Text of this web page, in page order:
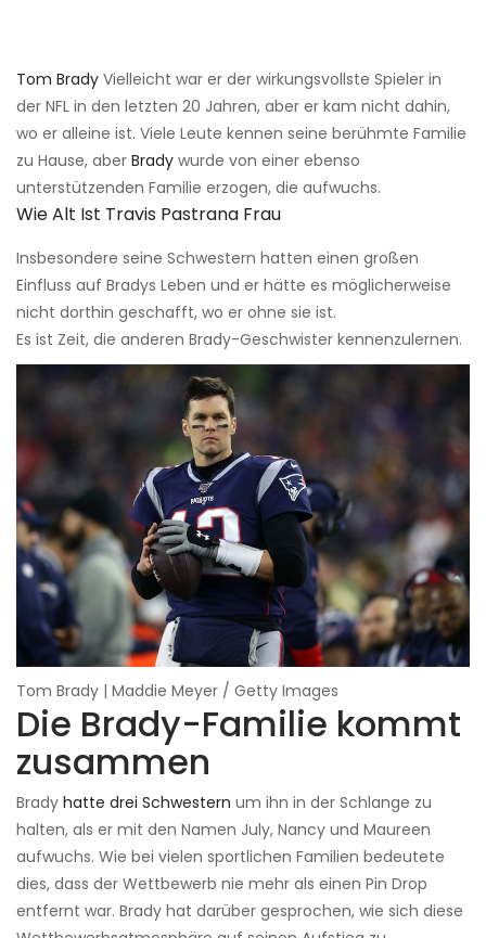
Tom Brady Vielleicht war er der wirkungsvollste Spieler in
der NFL in den letzten 20 Jahren, aber er kam nicht dahin,
wo er alleine ist. Viele Leute kennen seine berühmte Familie
zu Hause, aber Brady wurde von einer ebenso
unterstützenden Familie erzogen, die aufwuchs.
Wie Alt Ist Travis Pastrana Frau
Insbesondere seine Schwestern hatten einen großen
Einfluss auf Bradys Leben und er hätte es möglicherweise
nicht dorthin geschafft, wo er ohne sie ist.
Es ist Zeit, die anderen Brady-Geschwister kennenzulernen.
Tom Brady | Maddie Meyer / Getty Images
Die Brady-Familie kommt
zusammen
Brady hatte drei Schwestern um ihn in der Schlange zu
halten, als er mit den Namen July, Nancy und Maureen
aufwuchs. Wie bei vielen sportlichen Familien bedeutete
dies, dass der Wettbewerb nie mehr als einen Pin Drop
entfernt war. Brady hat darüber gesprochen, wie sich diese